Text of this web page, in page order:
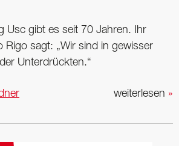
Usc gibt es seit 70 Jahren. Ihr
Rigo sagt: „Wir sind in gewisser
Unterdrückten.“
weiterlesen »